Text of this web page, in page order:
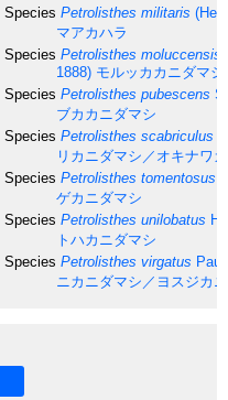
Species Petrolisthes militaris
マアカハラ
Species Petrolisthes moluccensis
1888) モルッカカニダマシ
Species Petrolisthes pubescens
ブカカニダマシ
Species Petrolisthes scabriculus
リカニダマシ／オキナワ
Species Petrolisthes tomentosus
ゲカニダマシ
Species Petrolisthes unilobatus
トハカニダマシ
Species Petrolisthes virgatus
ニカニダマシ／ヨスジカ